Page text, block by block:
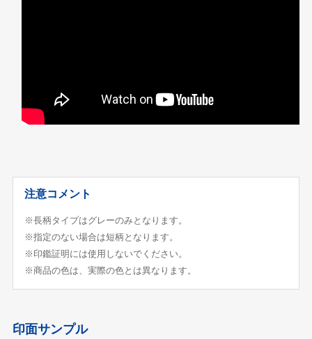
注意コメント
※長柄タイプはグレーのみとなります。
※指定のない場合は短柄となります。
※印鑑証明には使用しないでください。
※商品の色は、実際の色とは異なります。
印面サンプル